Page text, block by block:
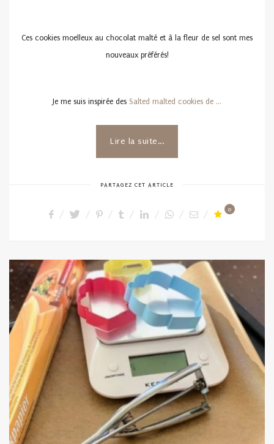
Ces cookies moelleux au chocolat malté et à la fleur de sel sont mes
nouveaux préférés!
Je me suis inspirée des Salted malted cookies de …
Lire la suite...
PARTAGEZ CET ARTICLE
0